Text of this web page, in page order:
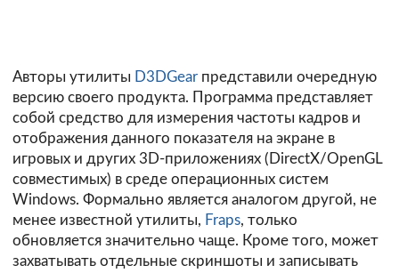
Авторы утилиты D3DGear представили очередную
версию своего продукта. Программа представляет
собой средство для измерения частоты кадров и
отображения данного показателя на экране в
игровых и других 3D-приложениях (DirectX/OpenGL
совместимых) в среде операционных систем
Windows. Формально является аналогом другой, не
менее известной утилиты, Fraps, только
обновляется значительно чаще. Кроме того, может
захватывать отдельные скриншоты и записывать